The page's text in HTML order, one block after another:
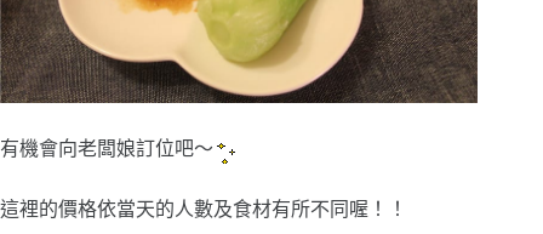
有機會向老闆娘訂位吧～
這裡的價格依當天的人數及食材有所不同喔！！